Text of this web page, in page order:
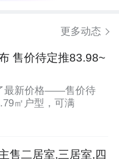
更多动态
最新价格——售价待
㎡户型，可满
售二居室,三居室,四